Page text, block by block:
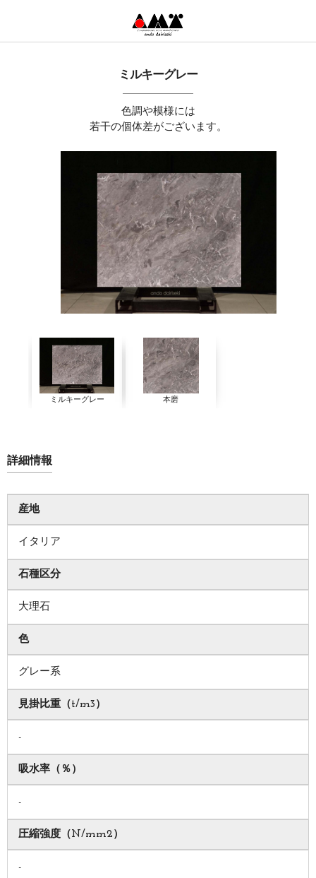
ミルキーグレー
色調や模様には
若干の個体差がございます。
ミルキーグレー 本磨
詳細情報
産地
イタリア
石種区分
大理石
色
グレー系
見掛比重（t/m3）
-
吸水率（％）
-
圧縮強度（N/mm2）
-